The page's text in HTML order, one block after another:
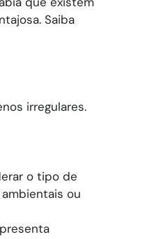
Saiba
irregulares.
o tipo de
ou